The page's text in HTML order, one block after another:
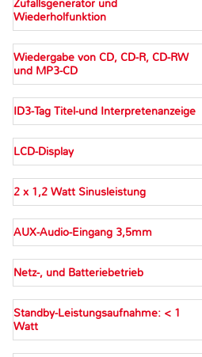
Zufallsgenerator und
Wiederholfunktion
Wiedergabe von CD, CD-R, CD-RW
und MP3-CD
ID3-Tag Titel-und Interpretenanzeige
LCD-Display
2 x 1,2 Watt Sinusleistung
AUX-Audio-Eingang 3,5mm
Netz-, und Batteriebetrieb
Standby-Leistungsaufnahme: < 1
Watt